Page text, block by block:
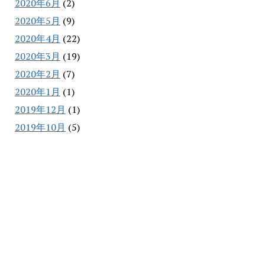
2020年6月 (2)
2020年5月 (9)
2020年4月 (22)
2020年3月 (19)
2020年2月 (7)
2020年1月 (1)
2019年12月 (1)
2019年10月 (5)